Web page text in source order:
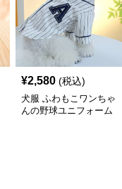
¥2,580 (税込)
犬服 ふわもこワンちゃ
んの野球ユニフォーム